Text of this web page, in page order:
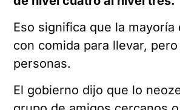
Eso significa que la
con comida para llevar,
personas.
El gobierno dijo que lo